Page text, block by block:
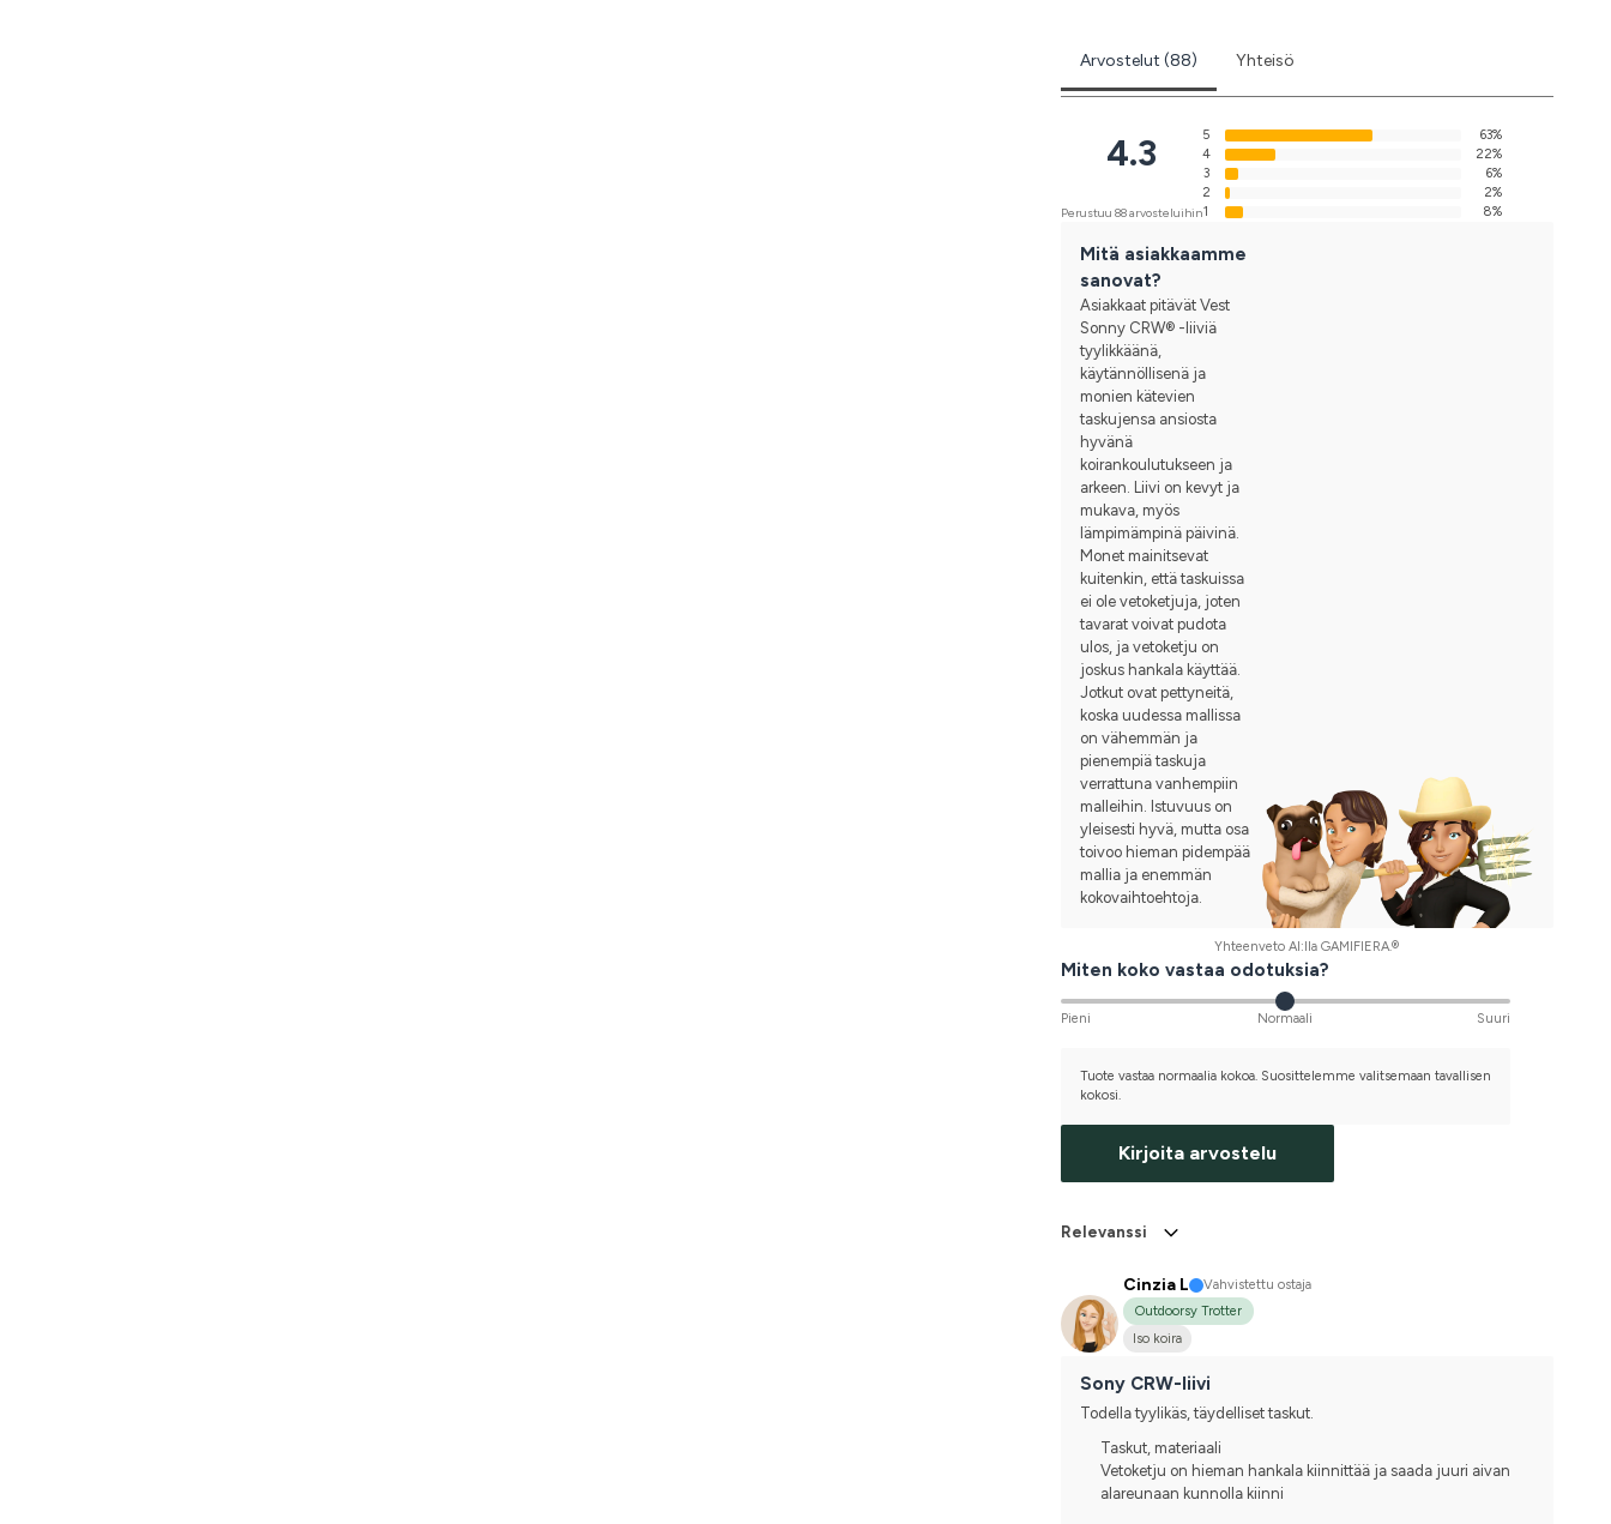
Arvostelut (88) Yhteisö
4.3
Perustuu 88 arvosteluihin
5
63%
4
22%
3
6%
2
2%
1
8%
Mitä asiakkaamme
sanovat?
Asiakkaat pitävät Vest
Sonny CRW® -liiviä
tyylikkäänä,
käytännöllisenä ja
monien kätevien
taskujensa ansiosta
hyvänä
koirankoulutukseen ja
arkeen. Liivi on kevyt ja
mukava, myös
lämpimämpinä päivinä.
Monet mainitsevat
kuitenkin, että taskuissa
ei ole vetoketjuja, joten
tavarat voivat pudota
ulos, ja vetoketju on
joskus hankala käyttää.
Jotkut ovat pettyneitä,
koska uudessa mallissa
on vähemmän ja
pienempiä taskuja
verrattuna vanhempiin
malleihin. Istuvuus on
yleisesti hyvä, mutta osa
toivoo hieman pidempää
mallia ja enemmän
kokovaihtoehtoja.
Yhteenveto AI:lla GAMIFIERA.®
Miten koko vastaa odotuksia?
Pieni Normaali Suuri
Tuote vastaa normaalia kokoa. Suosittelemme valitsemaan tavallisen
kokosi.
Kirjoita arvostelu
Relevanssi
Cinzia L
Vahvistettu ostaja
Outdoorsy Trotter
Iso koira
Sony CRW-liivi
Todella tyylikäs, täydelliset taskut.
Taskut, materiaali
Vetoketju on hieman hankala kiinnittää ja saada juuri aivan
alareunaan kunnolla kiinni